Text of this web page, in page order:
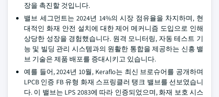
장을 촉진할 것입니다.
밸브 세그먼트는 2024년 14%의 시장 점유율을 차지하며, 현
대적인 화재 안전 설치에 대한 제어 메커니즘 도입으로 인해
상당한 성장을 경험했습니다. 원격 모니터링, 자동 테스트 기
능 및 빌딩 관리 시스템과의 원활한 통합을 제공하는 신흥 밸
브 기술은 제품 배포를 증대시키고 있습니다.
예를 들어, 2024년 10월, Keraflo는 최신 브로슈어를 공개하며
LPCB 인증 FB 유형 화재 스프링클러 탱크 밸브를 선보였습니
다. 이 밸브는 LPS 2083에 따라 인증되었으며, 화재 보호 시스